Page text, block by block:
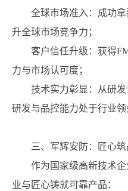
全球市场准入：成功
升全球市场竞争力；
客户信任升级：获得
力与市场认可度；
技术实力彰显：从研
研发与品控能力处于行业领
三、军辉安防：匠心
作为国家级高新技术
业与匠心铸就可靠产品：